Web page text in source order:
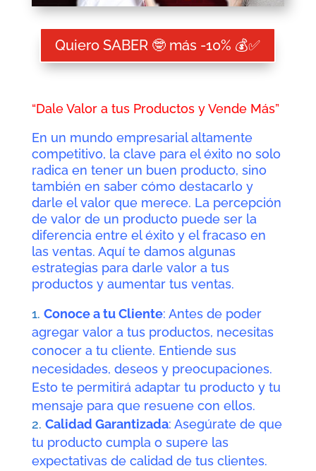
Quiero SABER 🤓 más -10% 💰✅
“Dale Valor a tus Productos y Vende Más”
En un mundo empresarial altamente
competitivo, la clave para el éxito no solo
radica en tener un buen producto, sino
también en saber cómo destacarlo y
darle el valor que merece. La percepción
de valor de un producto puede ser la
diferencia entre el éxito y el fracaso en
las ventas. Aquí te damos algunas
estrategias para darle valor a tus
productos y aumentar tus ventas.
Conoce a tu Cliente: Antes de poder
agregar valor a tus productos, necesitas
conocer a tu cliente. Entiende sus
necesidades, deseos y preocupaciones.
Esto te permitirá adaptar tu producto y tu
mensaje para que resuene con ellos.
Calidad Garantizada: Asegúrate de que
tu producto cumpla o supere las
expectativas de calidad de tus clientes.